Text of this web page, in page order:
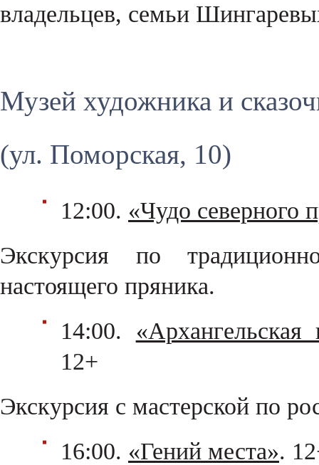
владельцев, семьи
Музей художника и
(ул. Поморская, 10)
12:00. «Чудо северного
Экскурсия по
настоящего пряника.
14:00.
12+
Экскурсия с мастерской по
16:00. «Гений места».